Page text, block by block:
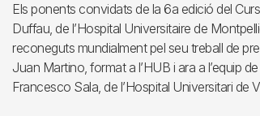
Els ponents convidats de la 6a edició del
Duffau, de l’Hospital Universitaire de
reconeguts mundialment pel seu treball de
Juan Martino, format a l’HUB i ara a l’equip
Francesco Sala, de l’Hospital Universitari de